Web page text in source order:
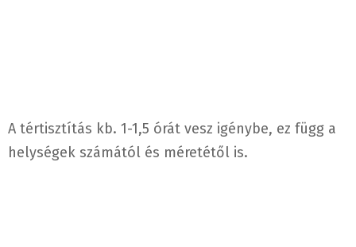
A tértisztítás kb. 1-1,5 órát vesz igénybe, ez függ a
helységek számától és méretétől is.